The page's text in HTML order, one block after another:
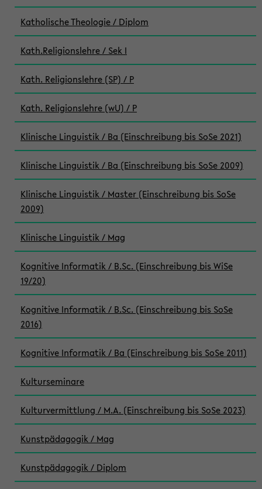
Katholische Theologie / Diplom
Kath.Religionslehre / Sek I
Kath. Religionslehre (SP) / P
Kath. Religionslehre (wU) / P
Klinische Linguistik / Ba (Einschreibung bis SoSe 2021)
Klinische Linguistik / Ba (Einschreibung bis SoSe 2009)
Klinische Linguistik / Master (Einschreibung bis SoSe
2009)
Klinische Linguistik / Mag
Kognitive Informatik / B.Sc. (Einschreibung bis WiSe
19/20)
Kognitive Informatik / B.Sc. (Einschreibung bis SoSe
2016)
Kognitive Informatik / Ba (Einschreibung bis SoSe 2011)
Kulturseminare
Kulturvermittlung / M.A. (Einschreibung bis SoSe 2023)
Kunstpädagogik / Mag
Kunstpädagogik / Diplom